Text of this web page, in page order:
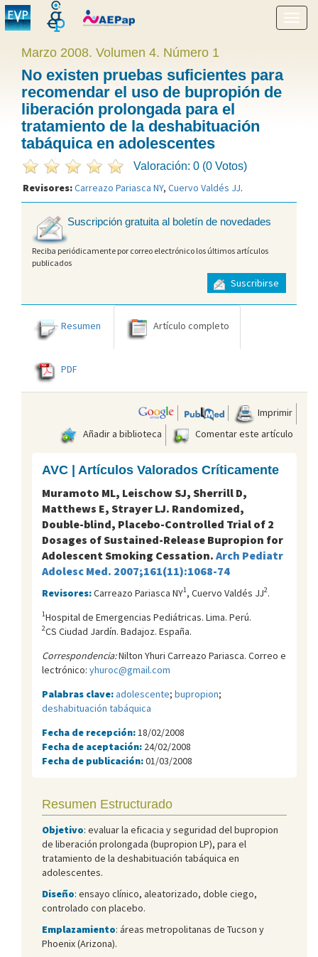
menú
Marzo 2008. Volumen 4. Número 1
No existen pruebas suficientes para
recomendar el uso de bupropión de
liberación prolongada para el
tratamiento de la deshabituación
tabáquica en adolescentes
Valoración: 0 (0 Votos)
Revisores:Carreazo Pariasca NY, Cuervo Valdés JJ.
Suscripción gratuita al boletín de novedades
Reciba periódicamente por correo electrónico los últimos artículos
publicados
Suscribirse
Resumen Artículo completo
PDF
Imprimir
Añadir a biblioteca
Comentar este artículo
AVC | Artículos Valorados Críticamente
Muramoto ML, Leischow SJ, Sherrill D,
Matthews E, Strayer LJ. Randomized,
Double-blind, Placebo-Controlled Trial of 2
Dosages of Sustained-Release Bupropion for
Adolescent Smoking Cessation. Arch Pediatr
Adolesc Med. 2007;161(11):1068-74
Revisores:Carreazo Pariasca NY1, Cuervo Valdés JJ2.
1Hospital de Emergencias Pediátricas. Lima. Perú.
2CS Ciudad Jardín. Badajoz. España.
Correspondencia:Nilton Yhuri Carreazo Pariasca. Correo e
lectrónico: yhuroc@gmail.com
Palabras clave:adolescente; bupropion;
deshabituación tabáquica
Fecha de recepción: 18/02/2008
Fecha de aceptación: 24/02/2008
Fecha de publicación:01/03/2008
Resumen Estructurado
Objetivo: evaluar la eficacia y seguridad del bupropion
de liberación prolongada (bupropion LP), para el
tratamiento de la deshabituación tabáquica en
adolescentes.
Diseño: ensayo clínico, aleatorizado, doble ciego,
controlado con placebo.
Emplazamiento: áreas metropolitanas de Tucson y
Phoenix (Arizona).